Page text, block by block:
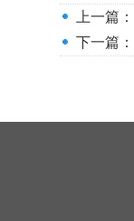
上一篇：
下一篇：